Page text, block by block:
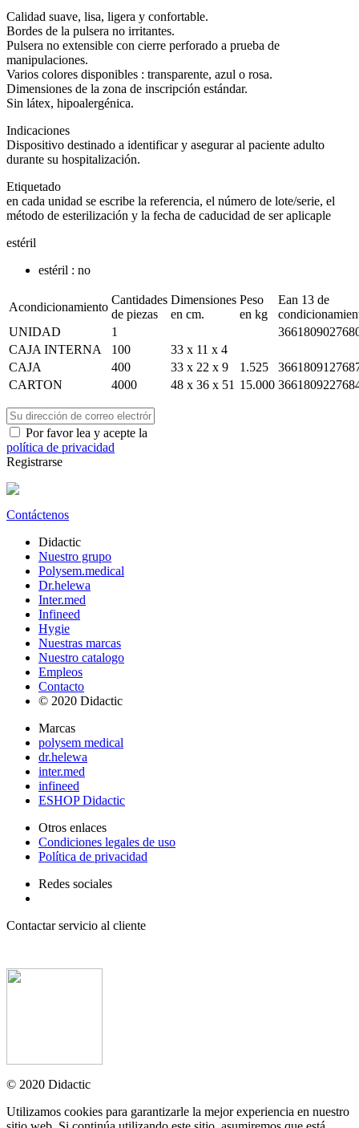
Calidad suave, lisa, ligera y confortable.
Bordes de la pulsera no irritantes.
Pulsera no extensible con cierre perforado a prueba de
manipulaciones.
Varios colores disponibles : transparente, azul o rosa.
Dimensiones de la zona de inscripción estándar.
Sin látex, hipoalergénica.
Indicaciones
Dispositivo destinado a identificar y asegurar al paciente adulto
durante su hospitalización.
Etiquetado
en cada unidad se escribe la referencia, el número de lote/serie, el
método de esterilización y la fecha de caducidad de ser aplicaple
estéril
estéril : no
Acondicionamiento
Cantidades
de piezas
Dimensiones
en cm.
Peso
en kg
Ean 13 de
UNIDAD
1
CAJA INTERNA
100
33 x 11 x 4
CAJA
400 33 x 22 x 9 1.525
CARTON
4000 48 x 36 x 51 15.000
Por favor lea y acepte la
política de privacidad
Registrarse
Contáctenos
Didactic
Nuestro grupo
Polysem.medical
Dr.helewa
Inter.med
Infineed
Hygie
Nuestras marcas
Nuestro catalogo
Empleos
Contacto
© 2020 Didactic
Marcas
polysem medical
dr.helewa
inter.med
infineed
ESHOP Didactic
Otros enlaces
Condiciones legales de uso
Política de privacidad
Redes sociales
Contactar servicio al cliente
© 2020 Didactic
Utilizamos cookies para garantizarle la mejor experiencia en nuestro